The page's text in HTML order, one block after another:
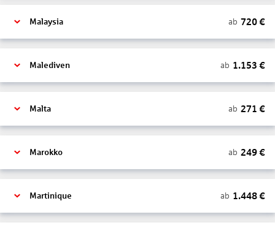
Malaysia ab 720€
Malediven ab 1.153 €
Malta ab 271 €
Marokko ab 249€
Martinique ab 1.448€